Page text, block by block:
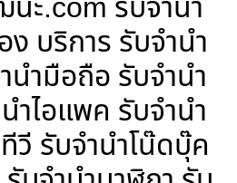
ง บริการ รับจำนำ
นำมือถือ รับจำนำ
ำไอแพค รับจำนำ
วี รับจำนำโน๊ดบุ๊ค